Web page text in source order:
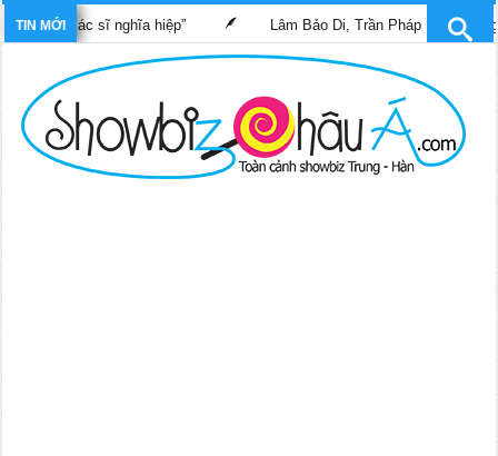
TIN MỚI
“Bác sĩ nghĩa hiệp” Lâm Bảo Di, Trần Pháp Dung tái ngộ